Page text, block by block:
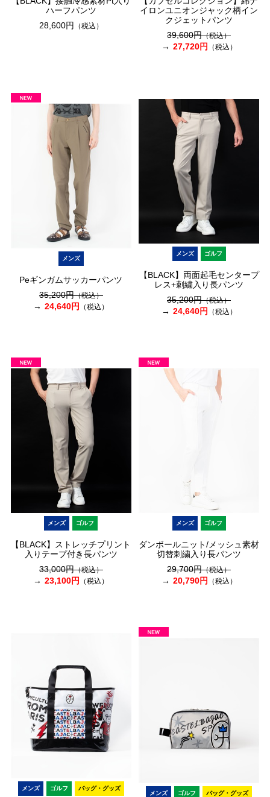
ハーフパンツ
28,600円
（税込）
イロンユニオンジャック柄イン
クジェットパンツ
39,600円（税込）
27,720円 （税込）
メンズ
Peギンガムサッカーパンツ
35,200円（税込）
24,640円 （税込）
メンズ ゴルフ
【BLACK】両面起毛センタープ
レス+刺繍入り長パンツ
35,200円（税込）
24,640円 （税込）
メンズ ゴルフ
【BLACK】ストレッチプリント
入りテープ付き長パンツ
33,000円（税込）
23,100円 （税込）
メンズ ゴルフ
ダンボールニット/メッシュ素材
切替刺繍入り長パンツ
29,700円（税込）
20,790円 （税込）
メンズ ゴルフ バッグ・グッズ
メンズ ゴルフ バッグ・グッズ